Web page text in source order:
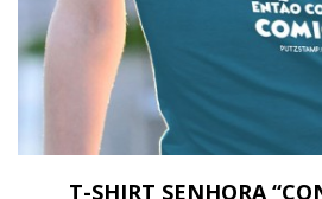
T-SHIRT SENHORA